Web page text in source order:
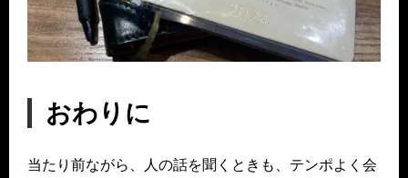
おわりに
当たり前ながら、人の話を聞くときも、テンポよく会